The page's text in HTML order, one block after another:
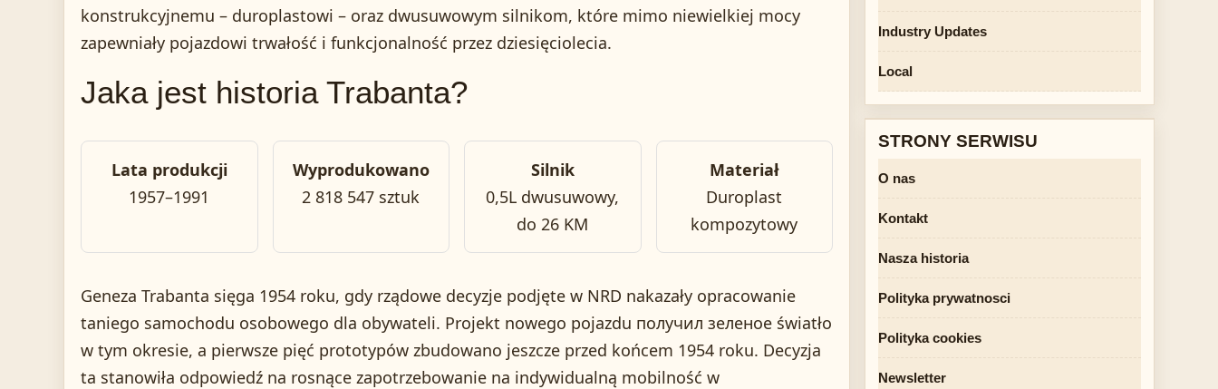
konstrukcyjnemu – duroplastowi – oraz dwusuwowym silnikom, które mimo niewielkiej mocy
zapewniały pojazdowi trwałość i funkcjonalność przez dziesięciolecia.
Jaka jest historia Trabanta?
Lata produkcji
1957–1991
Wyprodukowano
2 818 547 sztuk
Silnik
0,5L dwusuwowy,
do 26 KM
Materiał
Duroplast
kompozytowy
Geneza Trabanta sięga 1954 roku, gdy rządowe decyzje podjęte w NRD nakazały opracowanie
taniego samochodu osobowego dla obywateli. Projekt nowego pojazdu получил зеленое światło
w tym okresie, a pierwsze pięć prototypów zbudowano jeszcze przed końcem 1954 roku. Decyzja
ta stanowiła odpowiedź na rosnące zapotrzebowanie na indywidualną mobilność w
Industry Updates
Local
STRONY SERWISU
O nas
Kontakt
Nasza historia
Polityka prywatnosci
Polityka cookies
Newsletter